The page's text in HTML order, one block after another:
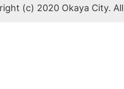
(c) 2020 Okaya City.